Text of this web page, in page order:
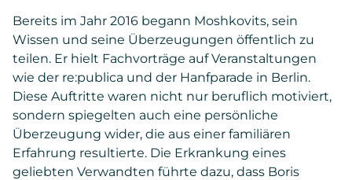
Bereits im Jahr 2016 begann Moshkovits, sein
Wissen und seine Überzeugungen öffentlich zu
teilen. Er hielt Fachvorträge auf Veranstaltungen
wie der re:publica und der Hanfparade in Berlin.
Diese Auftritte waren nicht nur beruflich motiviert,
sondern spiegelten auch eine persönliche
Überzeugung wider, die aus einer familiären
Erfahrung resultierte. Die Erkrankung eines
geliebten Verwandten führte dazu, dass Boris